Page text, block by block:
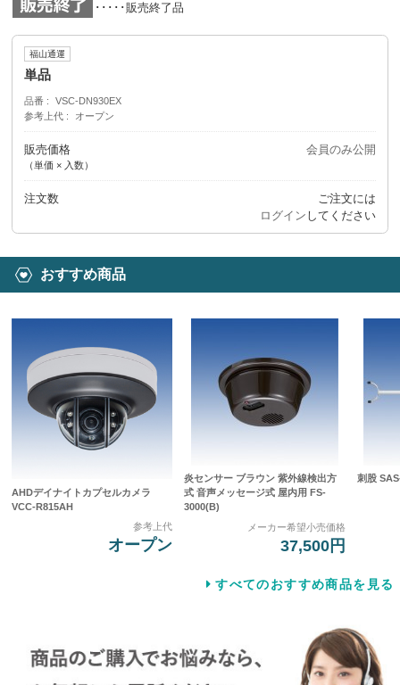
･････販売終了品
福山通運
単品
品番
VSC-DN930EX
参考上代
オープン
販売価格
（単価 × 入数）
会員のみ公開
注文数
ご注文には
ログイン してください
おすすめ商品
AHDデイナイトカプセルカメラ
VCC-R815AH
参考上代
オープン
炎センサー ブラウン 紫外線検出方
式 音声メッセージ式 屋内用 FS-
3000(B)
メーカー希望小売価格
37,500円
刺股
すべてのおすすめ商品を見る